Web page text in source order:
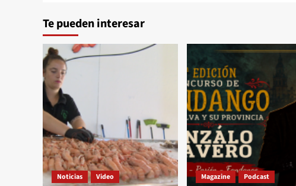
Te pueden interesar
Noticias Video Magazine Podcast